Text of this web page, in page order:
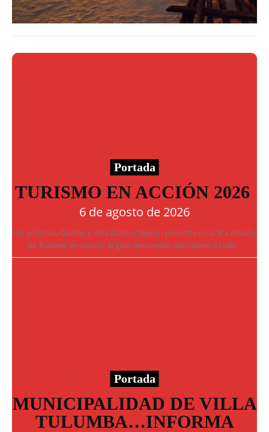
Portada
TURISMO EN ACCIÓN 2026
6 de agosto de 2026
Un año más, Quilino y Villa Quilino dijeron presente en la 5ta edición
de Turismo en Acción, el gran encuentro que reunió a todo...
Portada
MUNICIPALIDAD DE VILLA
TULUMBA…INFORMA